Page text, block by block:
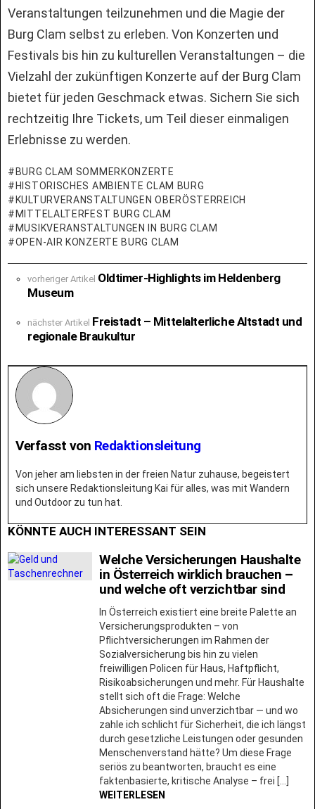
Veranstaltungen teilzunehmen und die Magie der
Burg Clam selbst zu erleben. Von Konzerten und
Festivals bis hin zu kulturellen Veranstaltungen – die
Vielzahl der zukünftigen Konzerte auf der Burg Clam
bietet für jeden Geschmack etwas. Sichern Sie sich
rechtzeitig Ihre Tickets, um Teil dieser einmaligen
Erlebnisse zu werden.
BURG CLAM SOMMERKONZERTE
HISTORISCHES AMBIENTE CLAM BURG
KULTURVERANSTALTUNGEN OBERÖSTERREICH
MITTELALTERFEST BURG CLAM
MUSIKVERANSTALTUNGEN IN BURG CLAM
OPEN-AIR KONZERTE BURG CLAM
more
vorheriger Artikel Oldtimer-Highlights im Heldenberg
Museum
nächster Artikel Freistadt – Mittelalterliche Altstadt und
regionale Braukultur
Verfasst von Redaktionsleitung
Von jeher am liebsten in der freien Natur zuhause, begeistert
sich unsere Redaktionsleitung Kai für alles, was mit Wandern
und Outdoor zu tun hat.
KÖNNTE AUCH INTERESSANT SEIN
Welche Versicherungen Haushalte
in Österreich wirklich brauchen –
und welche oft verzichtbar sind
In Österreich existiert eine breite Palette an
Versicherungsprodukten – von
Pflichtversicherungen im Rahmen der
Sozialversicherung bis hin zu vielen
freiwilligen Policen für Haus, Haftpflicht,
Risikoabsicherungen und mehr. Für Haushalte
stellt sich oft die Frage: Welche
Absicherungen sind unverzichtbar — und wo
zahle ich schlicht für Sicherheit, die ich längst
durch gesetzliche Leistungen oder gesunden
Menschenverstand hätte? Um diese Frage
seriös zu beantworten, braucht es eine
faktenbasierte, kritische Analyse – frei […]
WEITERLESEN